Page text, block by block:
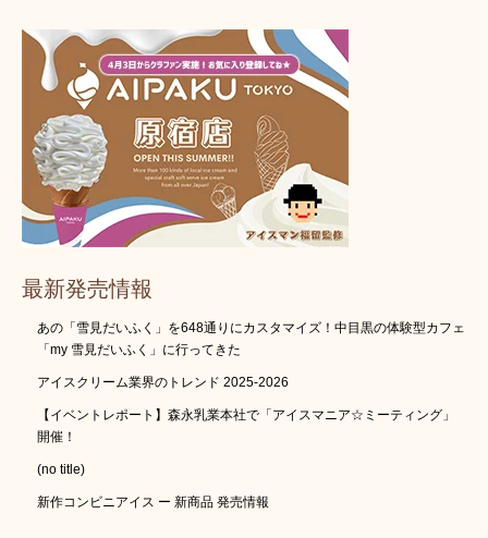
最新発売情報
あの「雪見だいふく」を648通りにカスタマイズ！中目黒の体験型カフェ
「my 雪見だいふく」に行ってきた
アイスクリーム業界のトレンド 2025-2026
【イベントレポート】森永乳業本社で「アイスマニア☆ミーティング」
開催！
(no title)
新作コンビニアイス ー 新商品 発売情報